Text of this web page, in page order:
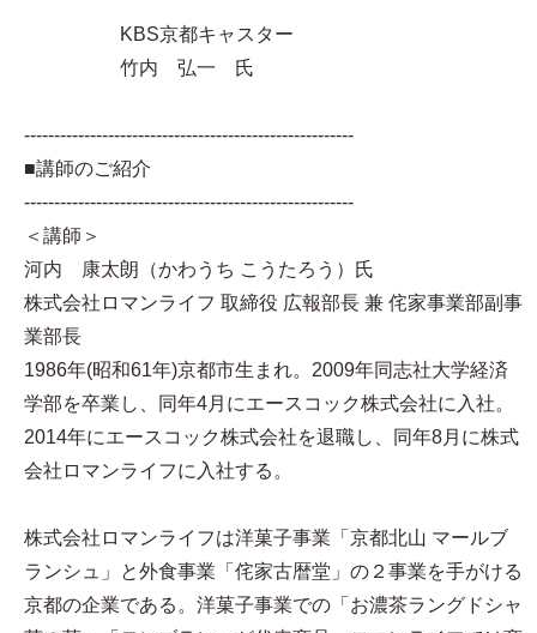
KBS京都キャスター
竹内 弘一 氏
-------------------------------------------------------
■講師のご紹介
-------------------------------------------------------
＜講師＞
河内 康太朗（かわうち こうたろう）氏
株式会社ロマンライフ 取締役 広報部長 兼 侘家事業部副事
業部長
1986年(昭和61年)京都市生まれ。2009年同志社大学経済
学部を卒業し、同年4月にエースコック株式会社に入社。
2014年にエースコック株式会社を退職し、同年8月に株式
会社ロマンライフに入社する。
株式会社ロマンライフは洋菓子事業「京都北山 マールブ
ランシュ」と外食事業「侘家古暦堂」の２事業を手がける
京都の企業である。洋菓子事業での「お濃茶ラングドシャ